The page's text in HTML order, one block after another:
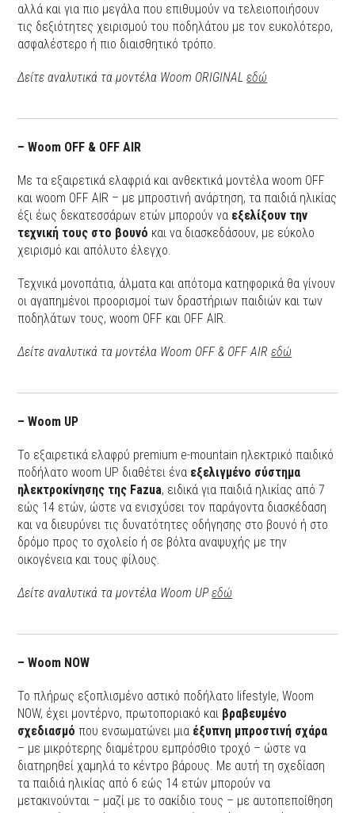
αλλά και για πιο μεγάλα που επιθυμούν να τελειοποιήσουν
τις δεξιότητες χειρισμού του ποδηλάτου με τον ευκολότερο,
ασφαλέστερο ή πιο διαισθητικό τρόπο.
Δείτε αναλυτικά τα μοντέλα Woom ORIGINALεδώ
– Woom OFF & OFF AIR
Με τα εξαιρετικά ελαφριά και ανθεκτικά μοντέλα woom OFF
και woom OFF AIR – με μπροστινή ανάρτηση, τα παιδιά ηλικίας
έξι έως δεκατεσσάρων ετών μπορούν να εξελίξουν την
τεχνική τους στο βουνό και να διασκεδάσουν, με εύκολο
χειρισμό και απόλυτο έλεγχο.
Τεχνικά μονοπάτια, άλματα και απότομα κατηφορικά θα γίνουν
οι αγαπημένοι προορισμοί των δραστήριων παιδιών και των
ποδηλάτων τους, woom OFF και OFF AIR.
Δείτε αναλυτικά τα μοντέλα Woom OFF & OFF AIRεδώ
– Woom UP
Το εξαιρετικά ελαφρύ premium e-mountain ηλεκτρικό παιδικό
ποδήλατο woom UP διαθέτει ένα εξελιγμένο σύστημα
ηλεκτροκίνησης της Fazua, ειδικά για παιδιά ηλικίας από 7
εώς 14 ετών, ώστε να ενισχύσει τον παράγοντα διασκέδαση
και να διευρύνει τις δυνατότητες οδήγησης στο βουνό ή στο
δρόμο προς το σχολείο ή σε βόλτα αναψυχής με την
οικογένεια και τους φίλους.
Δείτε αναλυτικά τα μοντέλα Woom UPεδώ
– Woom NOW
Το πλήρως εξοπλισμένο αστικό ποδήλατο lifestyle, Woom
NOW, έχει μοντέρνο, πρωτοποριακό και βραβευμένο
σχεδιασμό που ενσωματώνει μια έξυπνη μπροστινή σχάρα
– με μικρότερης διαμέτρου εμπρόσθιο τροχό – ώστε να
διατηρηθεί χαμηλά το κέντρο βάρους. Με αυτή τη σχεδίαση
τα παιδιά ηλικίας από 6 εώς 14 ετών μπορούν να
μετακινούνται – μαζί με το σακίδιο τους – με αυτοπεποίθηση